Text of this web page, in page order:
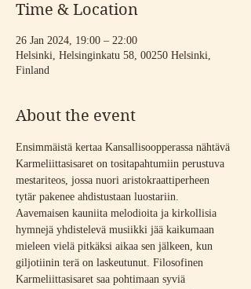
Time & Location
26 Jan 2024, 19:00 – 22:00
Helsinki, Helsinginkatu 58, 00250 Helsinki,
Finland
About the event
Ensimmäistä kertaa Kansallisoopperassa nähtävä
Karmeliittasisaret on tositapahtumiin perustuva
mestariteos, jossa nuori aristokraattiperheen
tytär pakenee ahdistustaan luostariin.
Aavemaisen kauniita melodioita ja kirkollisia
hymnejä yhdistelevä musiikki jää kaikumaan
mieleen vielä pitkäksi aikaa sen jälkeen, kun
giljotiinin terä on laskeutunut. Filosofinen
Karmeliittasisaret saa pohtimaan syviä